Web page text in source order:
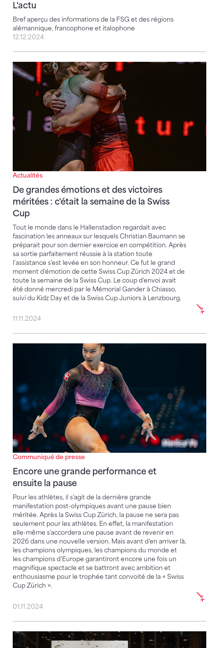
L'actu
Bref aperçu des informations de la FSG et des régions
alémannique, francophone et italophone
12.12.2024
Actualités
De grandes émotions et des victoires
méritées : c'était la semaine de la Swiss
Cup
Tout le monde dans le Hallenstadion regardait avec
fascination les anneaux sur lesquels Christian Baumann se
préparait pour son dernier exercice en compétition. Après
sa sortie parfaitement réussie à la station toute
l’assistance s'est levée en son honneur. Ce fut le grand
moment d'émotion de cette Swiss Cup Zürich 2024 et de
toute la semaine de la Swiss Cup. Le coup d'envoi avait
été donné mercredi par le Mémorial Gander à Chiasso,
suivi du Kidz Day et de la Swiss Cup Juniors à Lenzbourg.
De grandes émotions et des victoires méritées :
11.11.2024
Communiqué de presse
Encore une grande performance et
ensuite la pause
Pour les athlètes, il s'agit de la dernière grande
manifestation post-olympiques avant une pause bien
méritée. Après la Swiss Cup Zürich, la pause ne sera pas
seulement pour les athlètes. En effet, la manifestation
elle-même s'accordera une pause avant de revenir en
2026 dans une nouvelle version. Mais avant d'en arriver là,
les champions olympiques, les champions du monde et
les champions d'Europe garantiront encore une fois un
magnifique spectacle et se battront avec ambition et
enthousiasme pour le trophée tant convoité de la « Swiss
Cup Zürich ».
Encore une grande performance et ensuite la pause
01.11.2024
Julia Soares et Yul Moldauer remportent la 40e